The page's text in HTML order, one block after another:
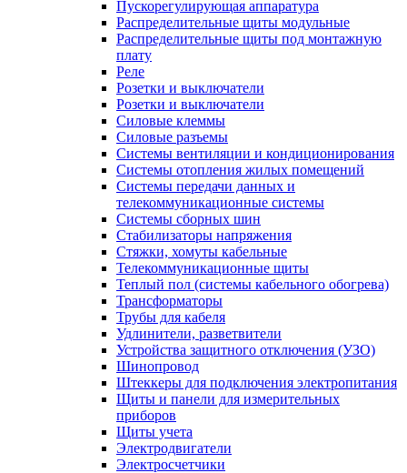
Пускорегулирующая аппаратура
Распределительные щиты модульные
Распределительные щиты под монтажную
плату
Реле
Розетки и выключатели
Розетки и выключатели
Силовые клеммы
Силовые разъемы
Системы вентиляции и кондиционирования
Системы отопления жилых помещений
Системы передачи данных и
телекоммуникационные системы
Системы сборных шин
Стабилизаторы напряжения
Стяжки, хомуты кабельные
Телекоммуникационные щиты
Теплый пол (системы кабельного обогрева)
Трансформаторы
Трубы для кабеля
Удлинители, разветвители
Устройства защитного отключения (УЗО)
Шинопровод
Штеккеры для подключения электропитания
Щиты и панели для измерительных
приборов
Щиты учета
Электродвигатели
Электросчетчики